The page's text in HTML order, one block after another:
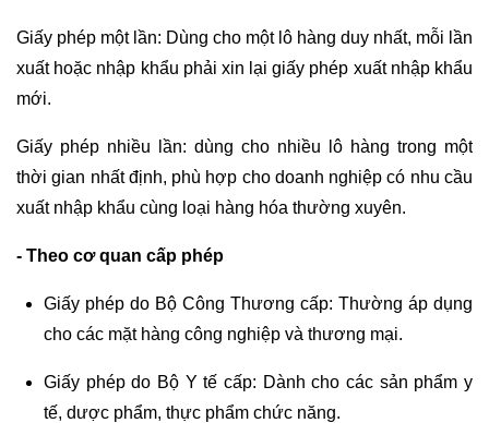
Giấy phép một lần: Dùng cho một lô hàng duy nhất, mỗi lần
xuất hoặc nhập khẩu phải xin lại giấy phép xuất nhập khẩu
mới.
Giấy phép nhiều lần: dùng cho nhiều lô hàng trong một
thời gian nhất định, phù hợp cho doanh nghiệp có nhu cầu
xuất nhập khẩu cùng loại hàng hóa thường xuyên.
- Theo cơ quan cấp phép
Giấy phép do Bộ Công Thương cấp: Thường áp dụng
cho các mặt hàng công nghiệp và thương mại.
Giấy phép do Bộ Y tế cấp: Dành cho các sản phẩm y
tế, dược phẩm, thực phẩm chức năng.